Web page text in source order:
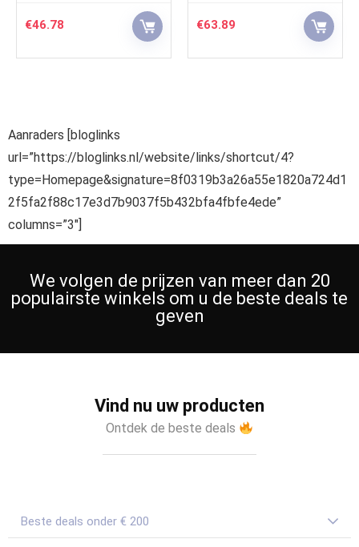
€46.78 €63.89
Aanraders [bloglinks
url=”https://bloglinks.nl/website/links/shortcut/4?
type=Homepage&signature=8f0319b3a26a55e1820a724d1
2f5fa2f88c17e3d7b9037f5b432bfa4fbfe4ede”
columns=”3″]
We volgen de prijzen van meer dan 20
populairste winkels om u de beste deals te
geven
Vind nu uw producten
Ontdek de beste deals
Beste deals onder € 200